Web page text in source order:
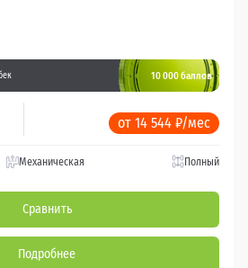
10 000 баллов
от 14 544 ₽/мес
Механическая Полный
Сравнить
Подробнее